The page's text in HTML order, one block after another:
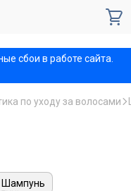
сбои в работе сайта.
по уходу за волосами
Шампунь